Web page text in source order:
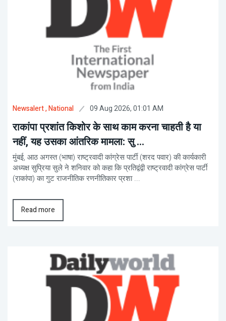
Newsalert, National 09 Aug 2026, 01:01 AM
राकांपा प्रशांत किशोर के साथ काम करना चाहती है या
नहीं, यह उसका आंतरिक मामला: सु ...
मुंबई, आठ अगस्त (भाषा) राष्ट्रवादी कांग्रेस पार्टी (शरद पवार) की कार्यकारी
अध्यक्ष सुप्रिया सुले ने शनिवार को कहा कि प्रतिद्वंद्वी राष्ट्रवादी कांग्रेस पार्टी
(राकांपा) का गुट राजनीतिक रणनीतिकार प्रशा ...
Read more